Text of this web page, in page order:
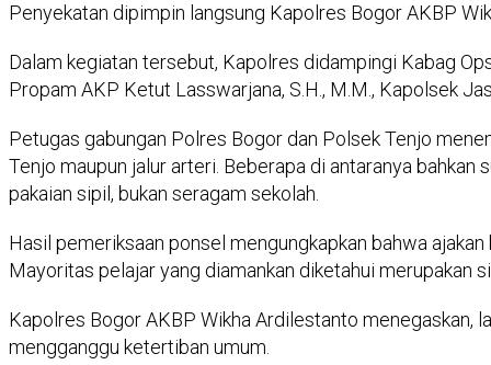
Penyekatan dipimpin langsung Kapolres Bogor AKBP
Dalam kegiatan tersebut, Kapolres didampingi Kabag
Propam AKP Ketut Lasswarjana, S.H., M.M., Kapolsek
Petugas gabungan Polres Bogor dan Polsek Tenjo
Tenjo maupun jalur arteri. Beberapa di antaranya
pakaian sipil, bukan seragam sekolah.
Hasil pemeriksaan ponsel mengungkapkan bahwa
Mayoritas pelajar yang diamankan diketahui merupakan
Kapolres Bogor AKBP Wikha Ardilestanto menegaskan,
mengganggu ketertiban umum.